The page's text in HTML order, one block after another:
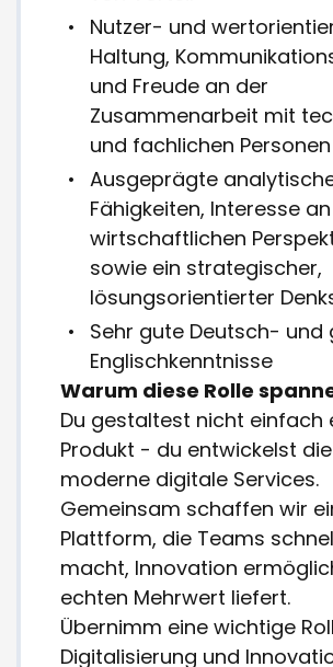
Nutzer- und
Haltung,
und Freude an der
Zusammenarbeit mit
und fachlichen Personen
Ausgeprägte
Fähigkeiten, Interesse an
wirtschaftlichen
sowie ein strategischer,
lösungsorientierter
Sehr gute Deutsch- und
Englischkenntnisse
Warum diese Rolle
Du gestaltest nicht einfach
Produkt - du entwickelst
moderne digitale Services.
Gemeinsam schaffen wir
Plattform, die Teams
macht, Innovation
echten Mehrwert liefert.
Übernimm eine wichtige
Digitalisierung und